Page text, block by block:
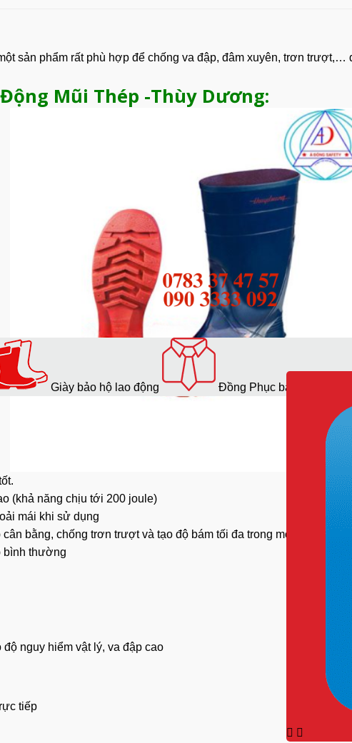
sản phẩm rất phù hợp để chống va đập, đâm xuyên, trơn
Mũi Thép -Thùy Dương:
(khả năng chịu tới 200 joule)
mái khi sử dụng
bằng, chống trơn trượtvà tạo độ bám tối đa trong mọi môi
bình thường
nguy hiểm vật lý, va đập cao
tiếp
Giày bảo hộ lao động Đồng Phục bảo hộ lao